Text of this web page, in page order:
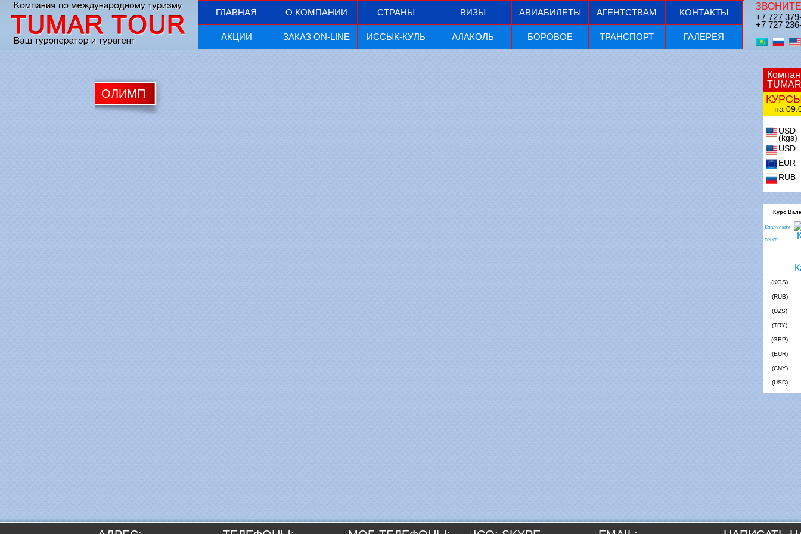
ГЛАВНАЯ О КОМПАНИИ СТРАНЫ ВИЗЫ АВИАБИЛЕТЫ АГЕНТСТВАМ КОНТАКТЫ
АКЦИИ ЗАКАЗ ON-LINE ИССЫК-КУЛЬ АЛАКОЛЬ БОРОВОЕ ТРАНСПОРТ ГАЛЕРЕЯ
+7 727
+7 727
ОЛИМП
на
USD
(kgs)
USD
EUR
RUB
Курс
Казахских
тенге
(KGS)
(RUB)
(UZS)
(TRY)
(GBP)
(EUR)
(CNY)
(USD)